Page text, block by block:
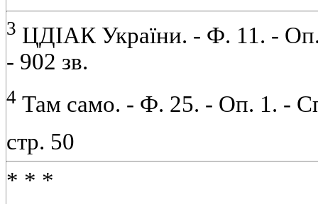
3 ЦДІАК України. - Ф. 11. -
- 902 зв.
4 Там само. - Ф. 25. - Оп. 1. -
стр. 50
* * *